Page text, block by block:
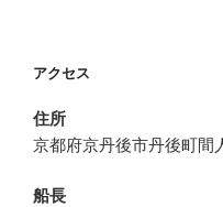
ン
アクセス
住所
京都府京丹後市丹後町間
船長